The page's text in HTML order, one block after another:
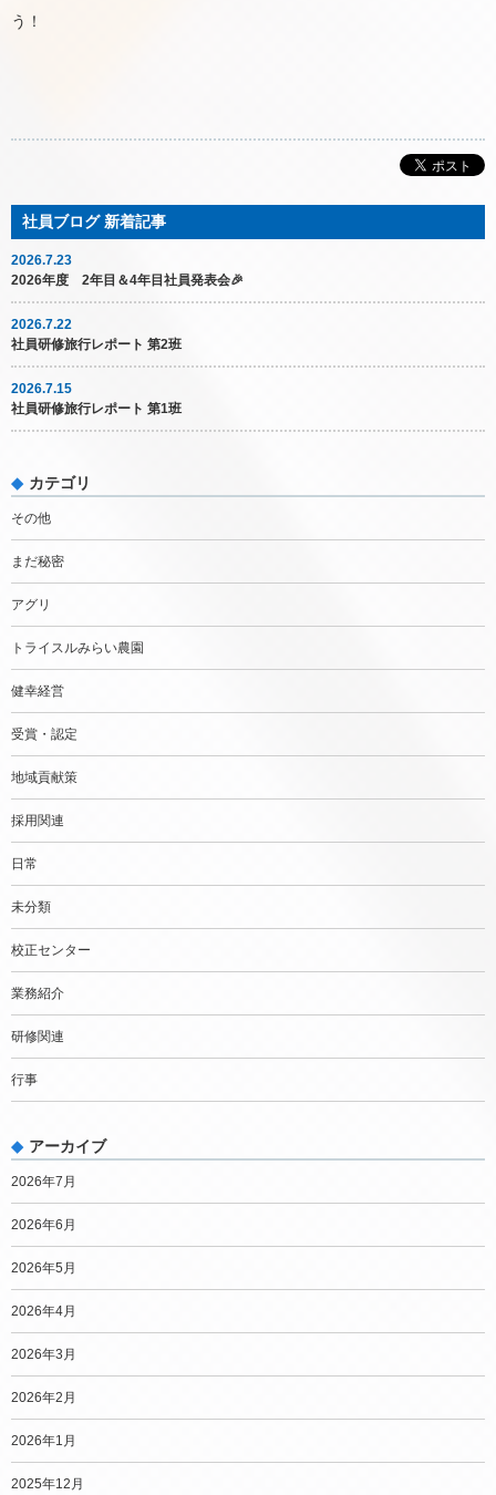
う！
2026.7.23
2026年度 2年目＆4年目社員発表会🎉
2026.7.22
社員研修旅行レポート 第2班
2026.7.15
社員研修旅行レポート 第1班
カテゴリ
その他
まだ秘密
アグリ
トライスルみらい農園
健幸経営
受賞・認定
地域貢献策
採用関連
日常
未分類
校正センター
業務紹介
研修関連
行事
アーカイブ
2026年7月
2026年6月
2026年5月
2026年4月
2026年3月
2026年2月
2026年1月
2025年12月